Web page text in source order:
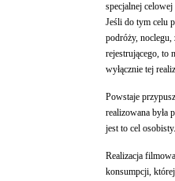
specjalnej celowej
Jeśli do tym celu
podróży, noclegu,
rejestrującego, to
wyłącznie tej
Powstaje
realizowana była
jest to cel osobisty.
Realizacja
konsumpcji,